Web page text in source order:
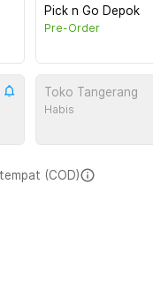
Pick n Go Depok
Pre-Order
Toko Tangerang
Habis
(COD)